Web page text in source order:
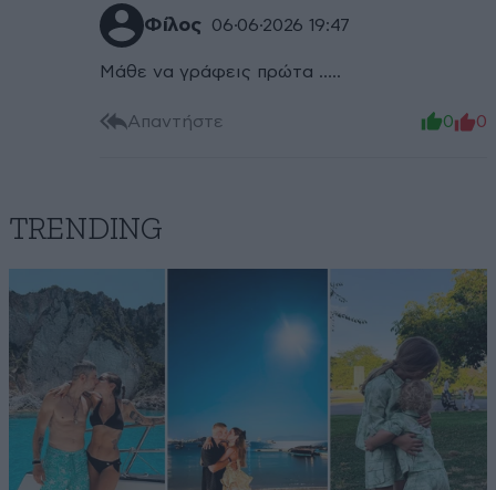
Φίλος 06·06·2026 19:47
Μάθε να γράφεις πρώτα …..
Απαντήστε 0 0
TRENDING